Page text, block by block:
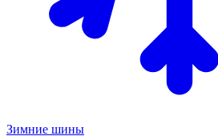
Зимние шины